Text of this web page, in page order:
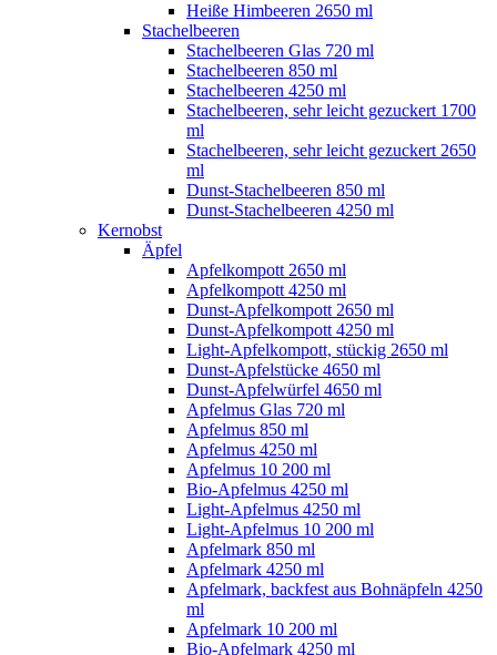
Heiße Himbeeren 2650 ml
Stachelbeeren
Stachelbeeren Glas 720 ml
Stachelbeeren 850 ml
Stachelbeeren 4250 ml
Stachelbeeren, sehr leicht gezuckert 1700
ml
Stachelbeeren, sehr leicht gezuckert 2650
ml
Dunst-Stachelbeeren 850 ml
Dunst-Stachelbeeren 4250 ml
Kernobst
Äpfel
Apfelkompott 2650 ml
Apfelkompott 4250 ml
Dunst-Apfelkompott 2650 ml
Dunst-Apfelkompott 4250 ml
Light-Apfelkompott, stückig 2650 ml
Dunst-Apfelstücke 4650 ml
Dunst-Apfelwürfel 4650 ml
Apfelmus Glas 720 ml
Apfelmus 850 ml
Apfelmus 4250 ml
Apfelmus 10 200 ml
Bio-Apfelmus 4250 ml
Light-Apfelmus 4250 ml
Light-Apfelmus 10 200 ml
Apfelmark 850 ml
Apfelmark 4250 ml
Apfelmark, backfest aus Bohnäpfeln 4250
ml
Apfelmark 10 200 ml
Bio-Apfelmark 4250 ml